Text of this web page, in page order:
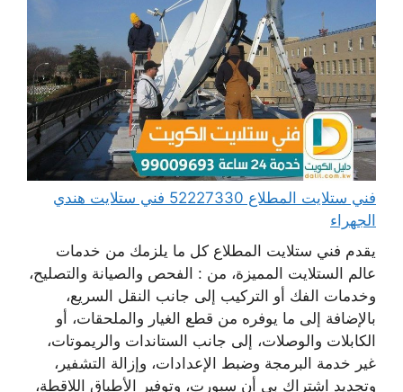
فني ستلايت المطلاع 52227330 فني ستلايت هندي
الجهراء
يقدم فني ستلايت المطلاع كل ما يلزمك من خدمات
عالم الستلايت المميزة، من : الفحص والصيانة والتصليح،
وخدمات الفك أو التركيب إلى جانب النقل السريع،
بالإضافة إلى ما يوفره من قطع الغيار والملحقات، أو
الكابلات والوصلات، إلى جانب الستاندات والريموتات،
غير خدمة البرمجة وضبط الإعدادات، وإزالة التشفير،
وتجديد اشتراك بي أن سبورت، وتوفير الأطباق اللاقطة،